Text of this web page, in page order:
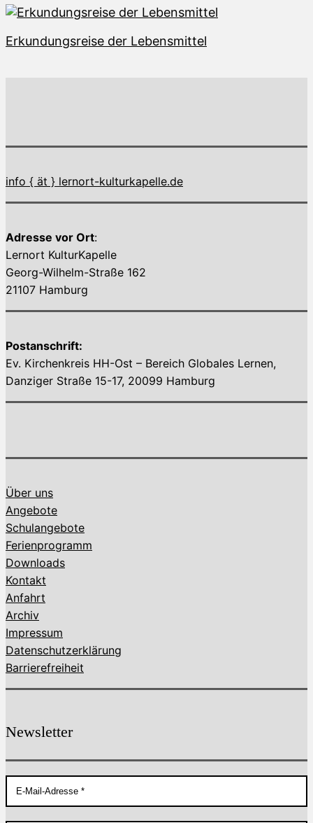
Erkundungsreise der Lebensmittel
info { ät } lernort-kulturkapelle.de
Adresse vor Ort:
Lernort KulturKapelle
Georg-Wilhelm-Straße 162
21107 Hamburg
Postanschrift:
Ev. Kirchenkreis HH-Ost – Bereich Globales Lernen,
Danziger Straße 15-17, 20099 Hamburg
Über uns
Angebote
Schulangebote
Ferienprogramm
Downloads
Kontakt
Anfahrt
Archiv
Impressum
Datenschutzerklärung
Barrierefreiheit
Newsletter